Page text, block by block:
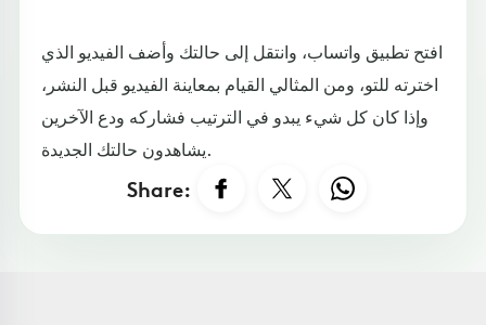
افتح تطبيق واتساب، وانتقل إلى حالتك وأضف الفيديو الذي
اخترته للتو، ومن المثالي القيام بمعاينة الفيديو قبل النشر،
وإذا كان كل شيء يبدو في الترتيب فشاركه ودع الآخرين
يشاهدون حالتك الجديدة.
Share: